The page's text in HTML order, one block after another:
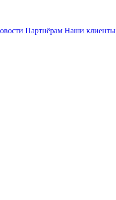
Партнёрам Наши клиенты